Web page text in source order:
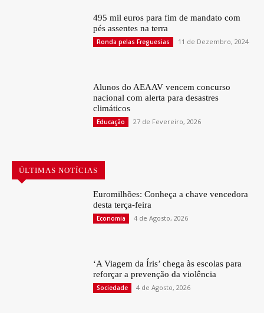
495 mil euros para fim de mandato com
pés assentes na terra
Ronda pelas Freguesias 11 de Dezembro, 2024
Alunos do AEAAV vencem concurso
nacional com alerta para desastres
climáticos
Educação 27 de Fevereiro, 2026
ÚLTIMAS NOTÍCIAS
Euromilhões: Conheça a chave vencedora
desta terça-feira
Economia 4 de Agosto, 2026
‘A Viagem da Íris’ chega às escolas para
reforçar a prevenção da violência
Sociedade 4 de Agosto, 2026